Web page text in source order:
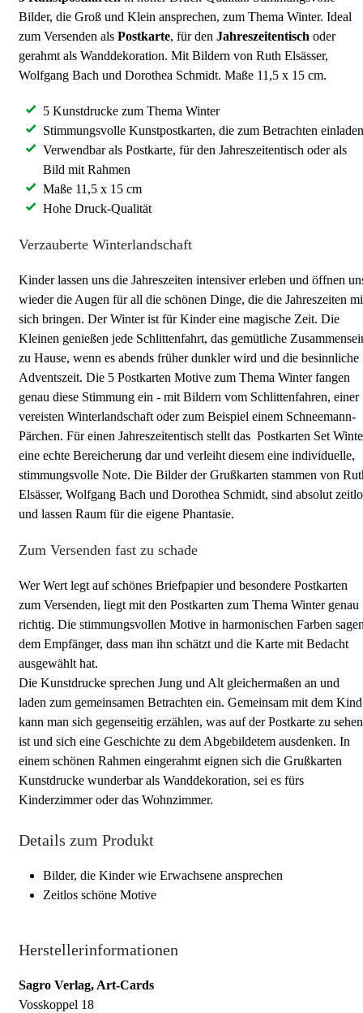
Bilder, die Groß und Klein ansprechen, zum Thema Winter. Ideal
zum Versenden als Postkarte, für den Jahreszeitentisch oder
gerahmt als Wanddekoration. Mit Bildern von Ruth Elsässer,
Wolfgang Bach und Dorothea Schmidt. Maße 11,5 x 15 cm.
5 Kunstdrucke zum Thema Winter
Stimmungsvolle Kunstpostkarten, die zum Betrachten einladen
Verwendbar als Postkarte, für den Jahreszeitentisch oder als
Bild mit Rahmen
Maße 11,5 x 15 cm
Hohe Druck-Qualität
Verzauberte Winterlandschaft
Kinder lassen uns die Jahreszeiten intensiver erleben und öffnen
wieder die Augen für all die schönen Dinge, die die Jahreszeiten
sich bringen. Der Winter ist für Kinder eine magische Zeit. Die
Kleinen genießen jede Schlittenfahrt, das gemütliche
zu Hause, wenn es abends früher dunkler wird und die besinnliche
Adventszeit. Die 5 Postkarten Motive zum Thema Winter fangen
genau diese Stimmung ein - mit Bildern vom Schlittenfahren, einer
vereisten Winterlandschaft oder zum Beispiel einem Schneemann-
Pärchen. Für einen Jahreszeitentisch stellt das Postkarten Set
eine echte Bereicherung dar und verleiht diesem eine individuelle,
stimmungsvolle Note. Die Bilder der Grußkarten stammen von
Elsässer, Wolfgang Bach und Dorothea Schmidt, sind absolut
und lassen Raum für die eigene Phantasie.
Zum Versenden fast zu schade
Wer Wert legt auf schönes Briefpapier und besondere Postkarten
zum Versenden, liegt mit den Postkarten zum Thema Winter genau
richtig. Die stimmungsvollen Motive in harmonischen Farben
dem Empfänger, dass man ihn schätzt und die Karte mit Bedacht
ausgewählt hat.
Die Kunstdrucke sprechen Jung und Alt gleichermaßen an und
laden zum gemeinsamen Betrachten ein. Gemeinsam mit dem Kind
kann man sich gegenseitig erzählen, was auf der Postkarte zu sehen
ist und sich eine Geschichte zu dem Abgebildetem ausdenken. In
einem schönen Rahmen eingerahmt eignen sich die Grußkarten
Kunstdrucke wunderbar als Wanddekoration, sei es fürs
Kinderzimmer oder das Wohnzimmer.
Details zum Produkt
Bilder, die Kinder wie Erwachsene ansprechen
Zeitlos schöne Motive
Herstellerinformationen
Sagro Verlag, Art-Cards
Vosskoppel 18